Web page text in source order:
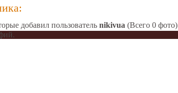
добавил пользователь nikivua (Всего 0 фото)